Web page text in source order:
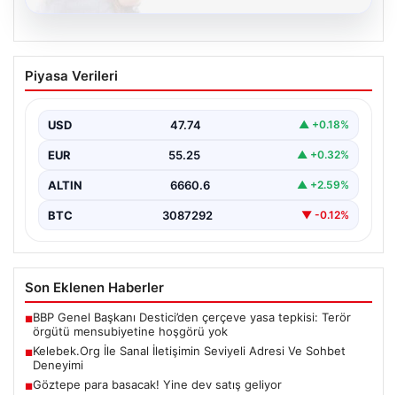
Kelebek.Org İle Sanal İletişimin Seviyeli
Adresi Ve Sohbet Deneyimi
oluşturması büyük bir hassasiyet ifade etmektedir.
Halen…
Piyasa Verileri
USD 47.74 ▲ +0.18%
EUR 55.25 ▲ +0.32%
ALTIN 6660.6 ▲ +2.59%
BTC 3087292 ▼ -0.12%
Son Eklenen Haberler
■BBP Genel Başkanı Destici’den çerçeve yasa tepkisi: Terör
örgütü mensubiyetine hoşgörü yok
■Kelebek.Org İle Sanal İletişimin Seviyeli Adresi Ve Sohbet
Deneyimi
■Göztepe para basacak! Yine dev satış geliyor